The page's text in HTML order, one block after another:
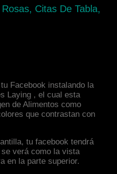
Citas De Tabla,
Facebook instalando la
Laying , el cual esta
de Alimentos como
que contrastan con
tu facebook tendrá
verá como la vista
en la parte superior.